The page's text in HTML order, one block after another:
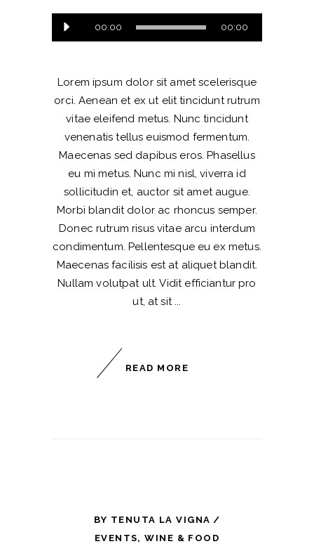
Audio
Player
00:00 00:00
Lorem ipsum dolor sit amet scelerisque
orci. Aenean et ex ut elit tincidunt rutrum
vitae eleifend metus. Nunc tincidunt
venenatis tellus euismod fermentum.
Maecenas sed dapibus eros. Phasellus
eu mi metus. Nunc mi nisl, viverra id
sollicitudin et, auctor sit amet augue.
Morbi blandit dolor ac rhoncus semper.
Donec rutrum risus vitae arcu interdum
condimentum. Pellentesque eu ex metus.
Maecenas facilisis est at aliquet blandit.
Nullam volutpat ult. Vidit efficiantur pro
ut, at sit
READ MORE
BY TENUTA LA VIGNA
EVENTS,WINE & FOOD